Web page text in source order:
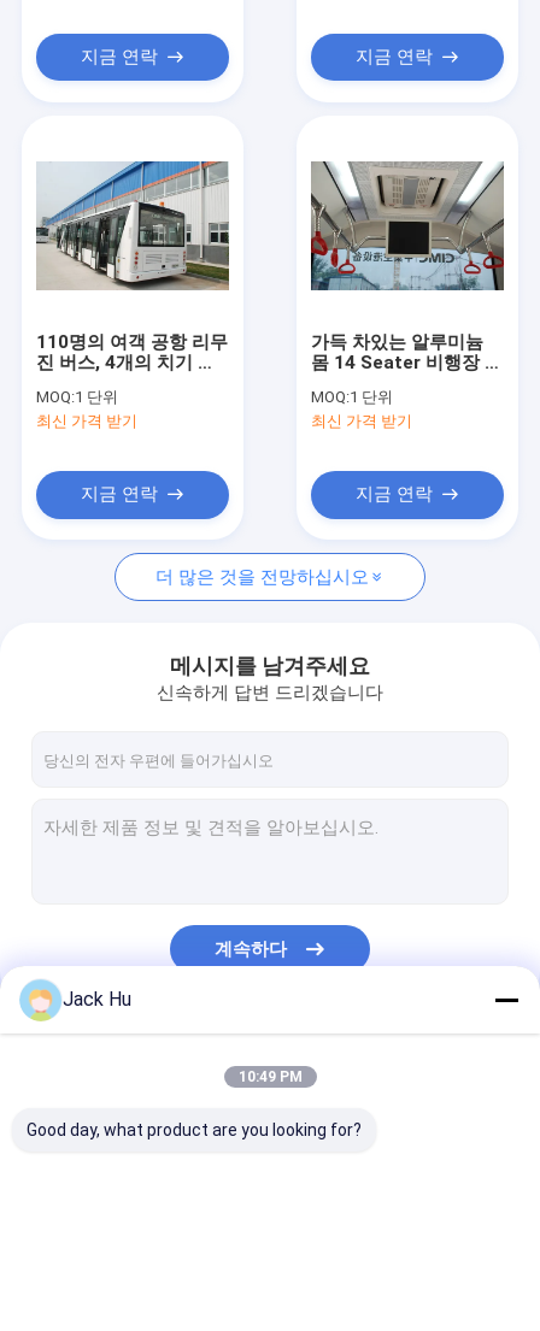
제품
회사 소개
공장 견학
소식
조회를 요청하다
공항 앞치마 버스
자체 추진의 승객 계단
공항 암불이프트
화장실 서비스 트럭
비행기 갈아타기 버스
지금 연락 지금 연락
110명의 여객 공항 리무
진 버스, 4개의 치기 디
MOQ:1 단위
최신 가격 받기
지금 연락
가득 차있는 알루미늄
몸 14 Seater 비행장 셔
12250kgs
MOQ:1 단위
최신 가격 받기
지금 연락
더 많은 것을 전망하십시오
메시지를 남겨주세요
신속하게 답변 드리겠습니다
계속하다
Jack Hu
10:49 PM
Good day, what product are you looking for?